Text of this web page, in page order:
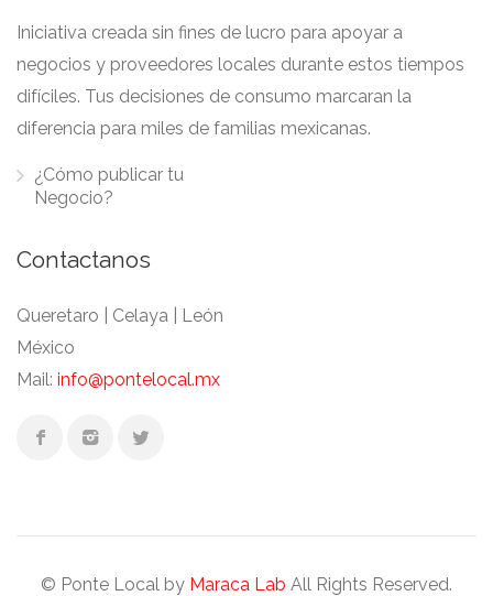
Iniciativa creada sin fines de lucro para apoyar a
negocios y proveedores locales durante estos tiempos
difíciles. Tus decisiones de consumo marcaran la
diferencia para miles de familias mexicanas.
¿Cómo publicar tu
Negocio?
Contactanos
Queretaro | Celaya | León
México
Mail: info@pontelocal.mx
© Ponte Local by Maraca Lab All Rights Reserved.